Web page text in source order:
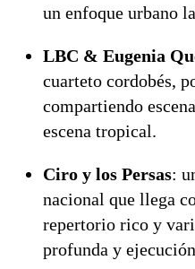
un enfoque urbano
LBC & Eugenia
cuarteto cordobés,
compartiendo
escena tropical.
Ciro y los Persas:
nacional que llega
repertorio rico y
profunda y